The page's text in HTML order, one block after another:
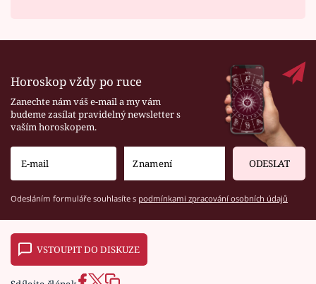
Horoskop vždy po ruce
Zanechte nám váš e-mail a my vám
budeme zasílat pravidelný newsletter s
vaším horoskopem.
ODESLAT
Odesláním formuláře souhlasíte s podmínkami zpracování osobních údajů
VSTOUPIT DO DISKUZE